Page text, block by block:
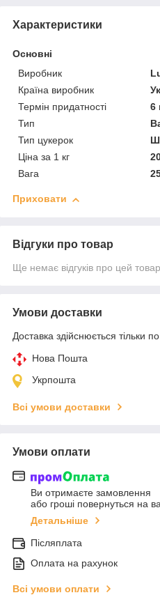
Характеристики
Основні
Виробник
Країна виробник
Термін придатності
6
Тип
Тип цукерок
Ціна за 1 кг
Вага
Приховати
Відгуки про товар
Ще немає відгуків про цей товар
Умови доставки
Доставка здійснюється тільки
Нова Пошта
Укрпошта
Всі умови доставки
Умови оплати
Ви отримаєте замовлення
або гроші повернуться на
Детальніше
Післяплата
Оплата на рахунок
Всі умови оплати